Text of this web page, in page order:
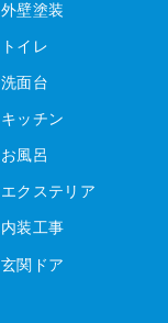
外壁塗装
トイレ
洗面台
キッチン
お風呂
エクステリア
内装工事
玄関ドア